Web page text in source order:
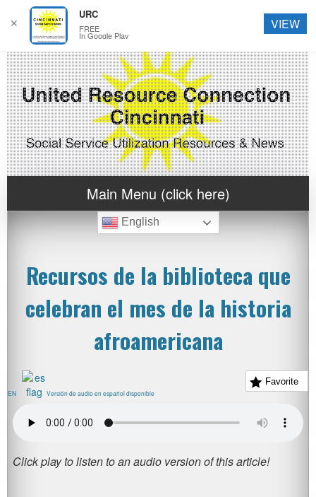
Main Menu (click here)
English
Recursos de la biblioteca que
celebran el mes de la historia
afroamericana
Favorite
EN Versión de audio en español disponible
✕
URC
FREE
In Google Play
VIEW